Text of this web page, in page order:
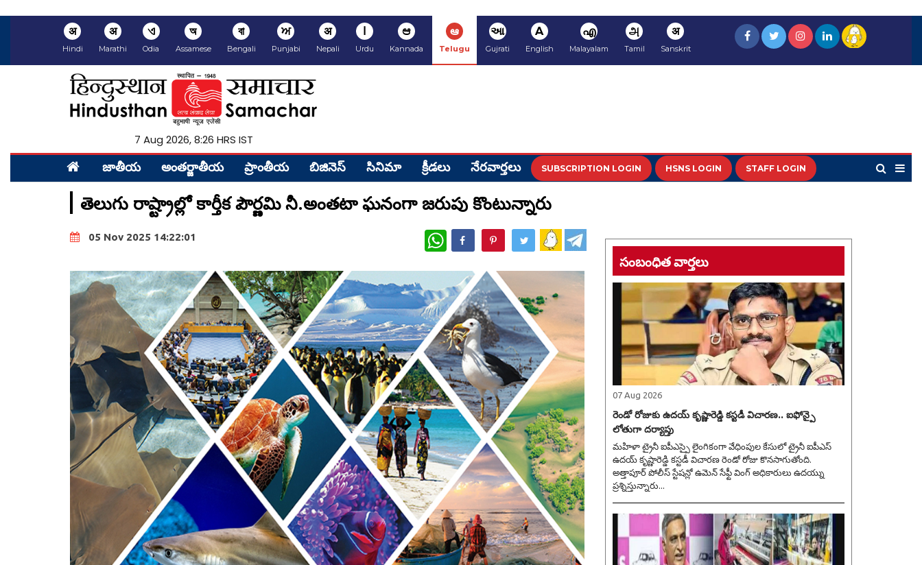
अ
Hindi
अ
Marathi
ଏ
Odia
অ
Assamese
বা
Bengali
ਅ
Punjabi
अ
Nepali
ا
Urdu
ಆ
Kannada
ఆ
Telugu
આ
Gujrati
A
English
എ
Malayalam
அ
Tamil
अ
Sanskrit
7 Aug 2026, 8:26 HRS IST
జాతీయ అంత‌ర్జాతీయ ప్రాంతీయ‌ బిజినెస్ సినిమా క్రీడ‌లు నేర‌వార్త‌లు SUBSCRIPTION LOGIN HSNS LOGIN STAFF LOGIN
తెలుగు రాష్ట్రాల్లో కార్తీక పౌర్ణమి నీ.అంతటా ఘనంగా జరుపు కొంటున్నారు
05 Nov 2025 14:22:01 WhatsApp
సంబంధిత వార్తలు
07 Aug 2026
రెండో రోజుకు ఉదయ్ కృష్ణారెడ్డి కస్టడీ విచారణ.. ఐఫోన్పై
లోతుగా దర్యాప్తు
మహిళా ట్రైనీ ఐపీఎస్పై లైంగికంగా వేధింపుల కేసులో ట్రైనీ ఐపీఎస్
ఉదయ్ కృష్ణారెడ్డి కస్టడీ విచారణ రెండో రోజు కొనసాగుతోంది.
అత్తాపూర్ పోలీస్ స్టేషన్లో ఉమెన్ సేఫ్టీ వింగ్ అధికారులు ఉదయ్ను
ప్రశ్నిస్తున్నారు...